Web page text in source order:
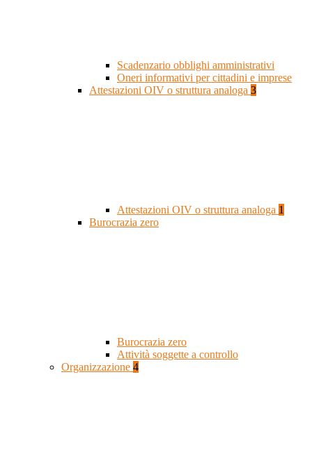
Scadenzario obblighi amministrativi
Oneri informativi per cittadini e imprese
Attestazioni OIV o struttura analoga 3
Attestazioni OIV o struttura analoga 1
Burocrazia zero
Burocrazia zero
Attività soggette a controllo
Organizzazione 4